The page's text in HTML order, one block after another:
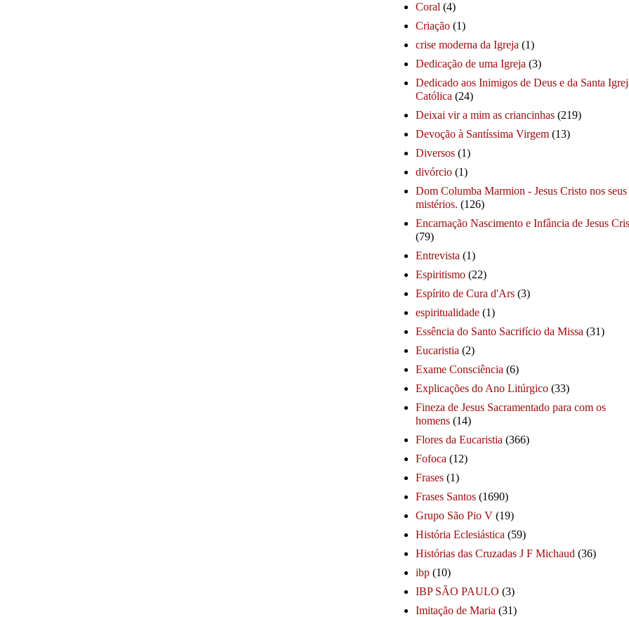
Coral (4)
Criação (1)
crise moderna da Igreja (1)
Dedicação de uma Igreja (3)
Dedicado aos Inimigos de Deus e da Santa
Católica (24)
Deixai vir a mim as criancinhas (219)
Devoção à Santíssima Virgem (13)
Diversos (1)
divórcio (1)
Dom Columba Marmion - Jesus Cristo nos seus
mistérios. (126)
Encarnação Nascimento e Infância de Jesus
(79)
Entrevista (1)
Espiritismo (22)
Espírito de Cura d'Ars (3)
espiritualidade (1)
Essência do Santo Sacrifício da Missa (31)
Eucaristia (2)
Exame Consciência (6)
Explicações do Ano Litúrgico (33)
Fineza de Jesus Sacramentado para com os
homens (14)
Flores da Eucaristia (366)
Fofoca (12)
Frases (1)
Frases Santos (1690)
Grupo São Pio V (19)
História Eclesiástica (59)
Histórias das Cruzadas J F Michaud (36)
ibp (10)
IBP SÃO PAULO (3)
Imitação de Maria (31)